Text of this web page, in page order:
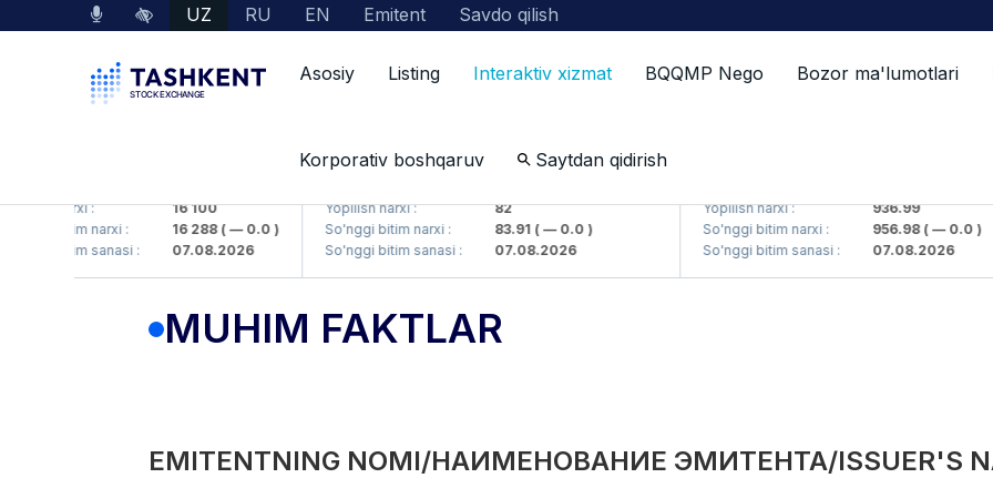
UZ RU EN Emitent Savdo qilish
Asosiy Listing Interaktiv xizmat BQQMP Nego Bozor ma'lumotlari
Korporativ boshqaruv Saytdan qidirish
narxi :
16 100
bitim narxi :
16 288 ( — 0.0 )
bitim sanasi :
07.08.2026
Yopilish narxi :
82
So'nggi bitim narxi :
83.91( — 0.0 )
So'nggi bitim sanasi :
07.08.2026
Yopilish narxi :
936.99
So'nggi bitim narxi :
956.98( — 0.0 )
So'nggi bitim sanasi :
07.08.2026
MUHIM FAKTLAR
EMITENTNING NOMI/НАИМЕНОВАНИЕ ЭМИТЕНТА/ISSUER'S